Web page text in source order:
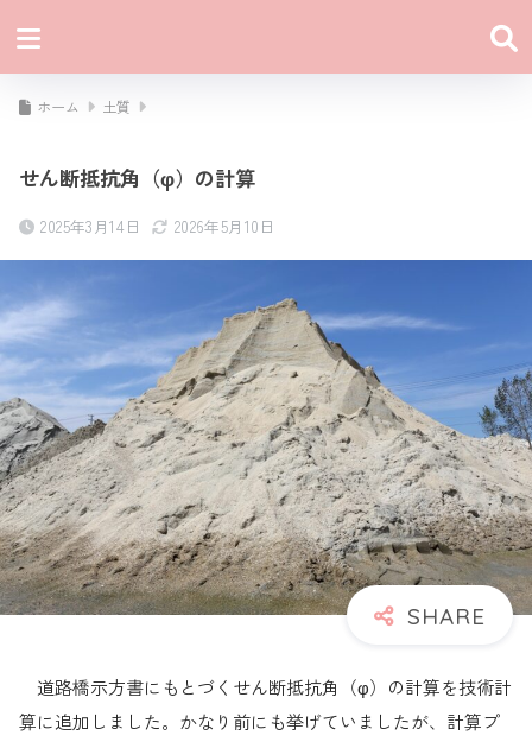
ホーム 土質
せん断抵抗角（φ）の計算
2025年3月14日 2026年5月10日
道路橋示方書にもとづくせん断抵抗角（φ）の計算を技術計
算に追加しました。かなり前にも挙げていましたが、計算プ